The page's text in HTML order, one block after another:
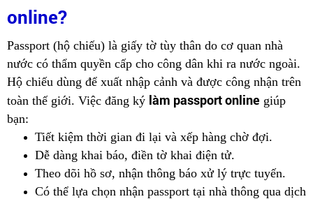
online?
Passport (hộ chiếu) là giấy tờ tùy thân do cơ quan nhà
nước có thẩm quyền cấp cho công dân khi ra nước ngoài.
Hộ chiếu dùng để xuất nhập cảnh và được công nhận trên
toàn thế giới. Việc đăng ký làm passport online giúp
bạn:
Tiết kiệm thời gian đi lại và xếp hàng chờ đợi.
Dễ dàng khai báo, điền tờ khai điện tử.
Theo dõi hồ sơ, nhận thông báo xử lý trực tuyến.
Có thể lựa chọn nhận passport tại nhà thông qua dịch